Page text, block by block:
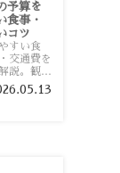
予算を
食事・
コツ
すい食
交通費を
説。観光
早割・ス
のポイン